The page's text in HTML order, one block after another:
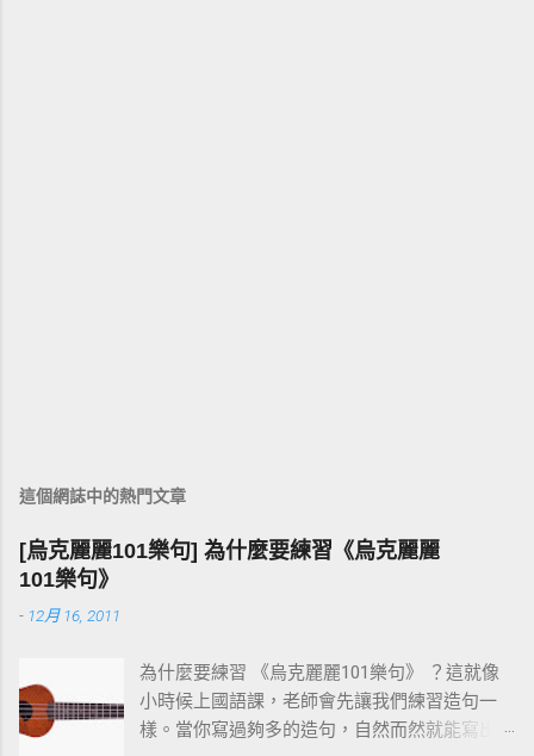
這個網誌中的熱門文章
[烏克麗麗101樂句] 為什麼要練習《烏克麗麗
101樂句》
- 12月 16, 2011
為什麼要練習 《烏克麗麗101樂句》 ？這就像
小時候上國語課，老師會先讓我們練習造句一
樣。當你寫過夠多的造句，自然而然就能寫出